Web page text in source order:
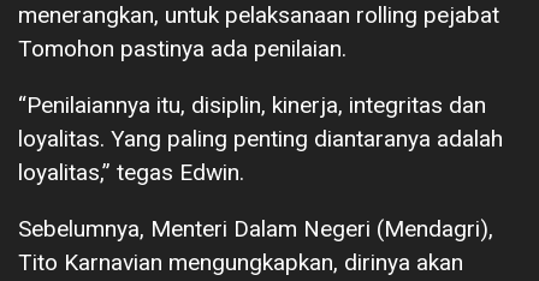
menerangkan, untuk pelaksanaan rolling pejabat
Tomohon pastinya ada penilaian.
“Penilaiannya itu, disiplin, kinerja, integritas dan
loyalitas. Yang paling penting diantaranya adalah
loyalitas,” tegas Edwin.
Sebelumnya, Menteri Dalam Negeri (Mendagri),
Tito Karnavian mengungkapkan, dirinya akan